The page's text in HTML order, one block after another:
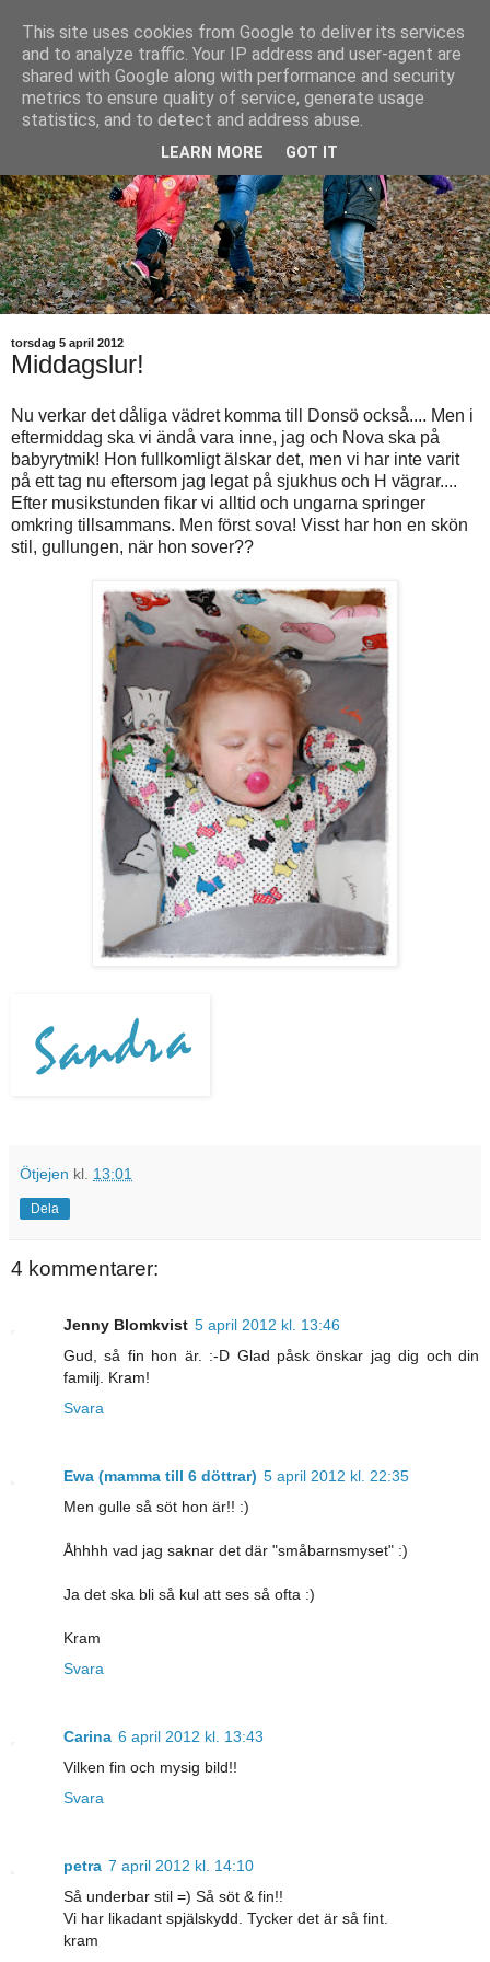
torsdag 5 april 2012
Middagslur!
Nu verkar det dåliga vädret komma till Donsö också.... Men i
eftermiddag ska vi ändå vara inne, jag och Nova ska på
babyrytmik! Hon fullkomligt älskar det, men vi har inte varit
på ett tag nu eftersom jag legat på sjukhus och H vägrar....
Efter musikstunden fikar vi alltid och ungarna springer
omkring tillsammans. Men först sova! Visst har hon en skön
stil, gullungen, när hon sover??
Ötjejen kl. 13:01
Dela
4 kommentarer:
Jenny Blomkvist 5 april 2012 kl. 13:46
Gud, så fin hon är. :-D Glad påsk önskar jag dig och din
familj. Kram!
Svara
Ewa (mamma till 6 döttrar) 5 april 2012 kl. 22:35
Men gulle så söt hon är!! :)
Åhhhh vad jag saknar det där "småbarnsmyset" :)
Ja det ska bli så kul att ses så ofta :)
Kram
Svara
Carina 6 april 2012 kl. 13:43
Vilken fin och mysig bild!!
Svara
petra 7 april 2012 kl. 14:10
Så underbar stil =) Så söt & fin!!
Vi har likadant spjälskydd. Tycker det är så fint.
kram
This site uses cookies from Google to deliver its services
and to analyze traffic. Your IP address and user-agent are
shared with Google along with performance and security
metrics to ensure quality of service, generate usage
statistics, and to detect and address abuse.
LEARN MORE GOT IT